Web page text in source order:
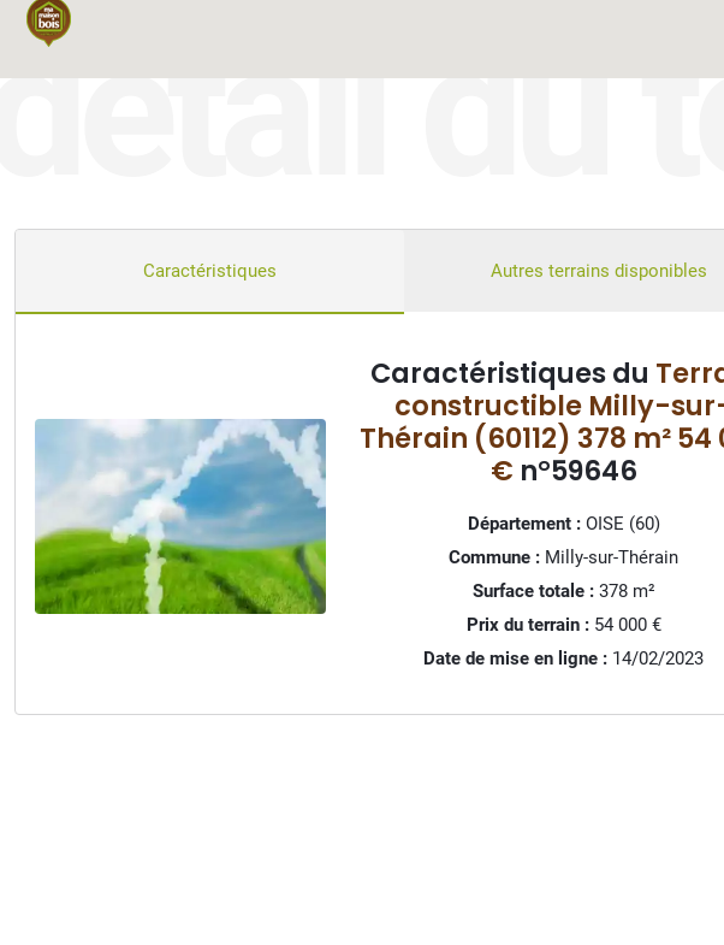
du
Caractéristiques Autres terrains disponibles
Caractéristiques du
constructible Milly-
Thérain (60112) 378 m² 54
€ n°59646
Département :OISE (60)
Commune : Milly-sur-Thérain
Surface totale : 378 m²
Prix du terrain :54 000 €
Date de mise en ligne : 14/02/2023